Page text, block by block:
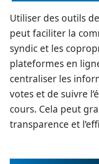
Utiliser des outils
peut faciliter la
syndic et les
plateformes en
centraliser les
votes et de suivre
cours. Cela peut
transparence et